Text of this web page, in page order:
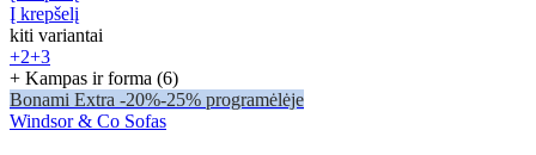
Į krepšelį
kiti variantai
+2+3
+ Kampas ir forma (6)
Bonami Extra -20%-25% programėlėje
Windsor & Co Sofas